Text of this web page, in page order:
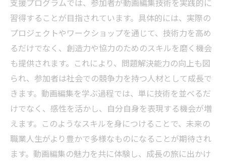
支援プログラムでは、参加者が動画編集技術を実践的に
習得することが目指されています。具体的には、実際の
プロジェクトやワークショップを通じて、技術力を高め
るだけでなく、創造力や協力のためのスキルを磨く機会
も提供されます。これにより、問題解決能力の向上も図
られ、参加者は社会での競争力を持つ人材として成長で
きます。動画編集を学ぶ過程では、単に技術を並べるだ
けでなく、感性を活かし、自分自身を表現する機会が増
えます。このようなスキルを身につけることで、未来の
職業人生がより豊かで多様なものになることが期待され
ます。動画編集の魅力を共に体験し、成長の旅に出かけ